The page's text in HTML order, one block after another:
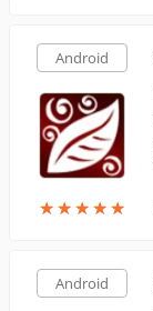
Android
★★★★★
★★★★★
Android